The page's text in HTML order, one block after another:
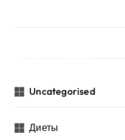
Uncategorised
Диеты